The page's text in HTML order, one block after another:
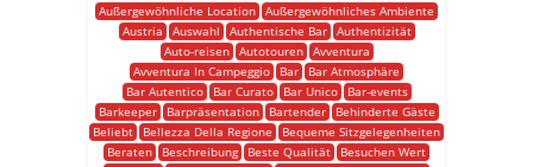
Außergewöhnliche Location Außergewöhnliches Ambiente
Austria
Auswahl Authentische Bar
Authentizität
Auto-reisen
Autotouren
Avventura
Avventura In Campeggio
Bar
Bar Atmosphäre
Bar Autentico
Bar Curato Bar Unico
Bar-events
Barkeeper
Barpräsentation Bartender
Behinderte Gäste
Beliebt
Bellezza Della Regione
Bequeme Sitzgelegenheiten
Beraten
Beschreibung Beste Qualität
Besuchen Wert